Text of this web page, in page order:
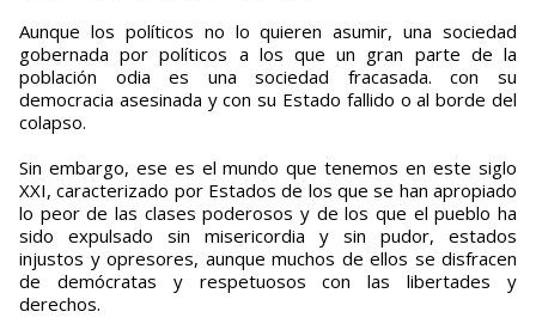
Aunque los políticos no lo quieren asumir, una sociedad
gobernada por políticos a los que un gran parte de la
población odia es una sociedad fracasada. con su
democracia asesinada y con su Estado fallido o al borde del
colapso.
Sin embargo, ese es el mundo que tenemos en este siglo
XXI, caracterizado por Estados de los que se han apropiado
lo peor de las clases poderosos y de los que el pueblo ha
sido expulsado sin misericordia y sin pudor, estados
injustos y opresores, aunque muchos de ellos se disfracen
de demócratas y respetuosos con las libertades y
derechos.